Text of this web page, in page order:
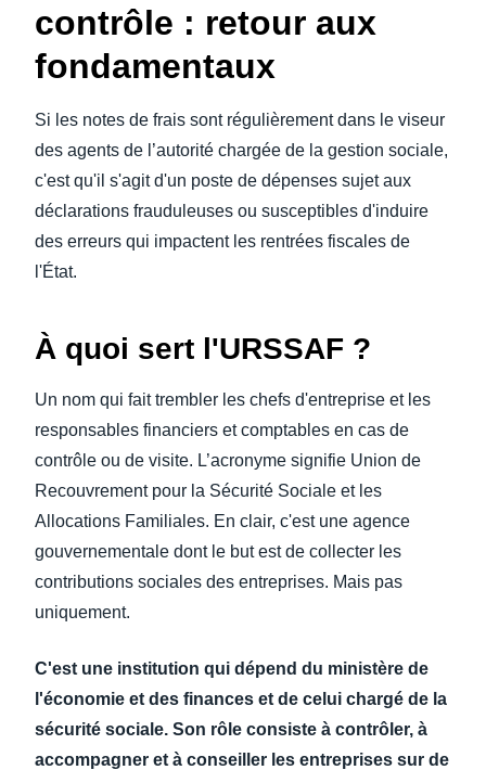
contrôle : retour aux
fondamentaux
Si les notes de frais sont régulièrement dans le viseur
des agents de l’autorité chargée de la gestion sociale,
c'est qu'il s'agit d'un poste de dépenses sujet aux
déclarations frauduleuses ou susceptibles d'induire
des erreurs qui impactent les rentrées fiscales de
l'État.
À quoi sert l'URSSAF ?
Un nom qui fait trembler les chefs d'entreprise et les
responsables financiers et comptables en cas de
contrôle ou de visite. L’acronyme signifie Union de
Recouvrement pour la Sécurité Sociale et les
Allocations Familiales. En clair, c'est une agence
gouvernementale dont le but est de collecter les
contributions sociales des entreprises. Mais pas
uniquement.
C'est une institution qui dépend du ministère de
l'économie et des finances et de celui chargé de la
sécurité sociale. Son rôle consiste à contrôler, à
accompagner et à conseiller les entreprises sur de